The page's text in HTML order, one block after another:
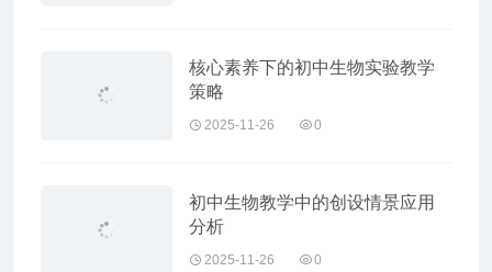
核心素养下的初中生物实验教学
策略
2025-11-26 0
初中生物教学中的创设情景应用
分析
2025-11-26 0